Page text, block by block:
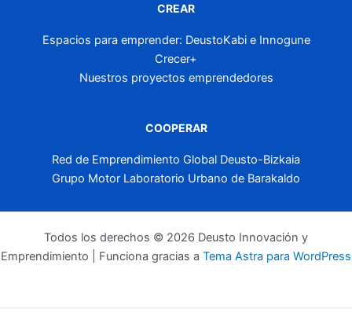
CREAR
Espacios para emprender: DeustoKabi e Innogune
Crecer+
Nuestros proyectos emprendedores
COOPERAR
Red de Emprendimiento Global Deusto-Bizkaia
Grupo Motor Laboratorio Urbano de Barakaldo
Todos los derechos © 2026 Deusto Innovación y
Emprendimiento | Funciona gracias a Tema Astra para WordPress